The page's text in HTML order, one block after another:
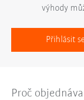
výhody
Přihlásit
Proč